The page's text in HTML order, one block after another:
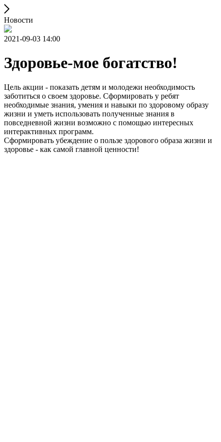
Новости
2021-09-03 14:00
Здоровье-мое богатство!
Цель акции - показать детям и молодежи необходимость
заботиться о своем здоровье. Сформировать у ребят
необходимые знания, умения и навыки по здоровому образу
жизни и уметь использовать полученные знания в
повседневной жизни возможно с помощью интересных
интерактивных программ.
Сформировать убеждение о пользе здорового образа жизни и
здоровье - как самой главной ценности!